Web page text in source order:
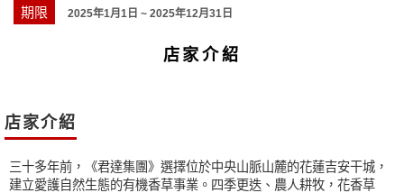
期限 2025年1月1日 ~ 2025年12月31日
店家介紹
店家介紹
三十多年前，《君達集團》選擇位於中央山脈山麓的花蓮吉安干城，
建立愛護自然生態的有機香草事業。四季更迭、農人耕牧，花香草